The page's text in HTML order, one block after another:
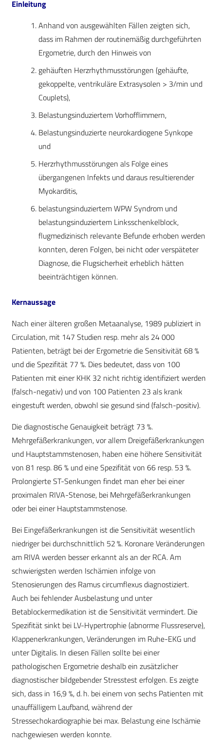
Einleitung
Anhand von ausgewählten Fällen zeigten sich,
dass im Rahmen der routinemäßig durchgeführten
Ergometrie, durch den Hinweis von
gehäuften Herzrhythmusstörungen (gehäufte,
gekoppelte, ventrikuläre Extrasysolen > 3/min und
Couplets),
Belastungsinduziertem Vorhofflimmern,
Belastungsinduzierte neurokardiogene Syn­kope
und
Herzrhythmusstörungen als Folge eines
übergangenen Infekts und daraus resultierender
Myokarditis,
belastungsinduziertem WPW Syndrom und
belastungsinduziertem Linksschenkelblock,
flugmedizinisch relevante Befunde erhoben werden
konnten, deren Folgen, bei nicht oder verspäteter
Diagnose, die Flugsicherheit erheblich hätten
beeinträchtigen können.
Kernaussage
Nach einer älteren großen Metaanalyse, 1989 publiziert in
Circulation, mit 147 Studien resp. mehr als 24 000
Patienten, beträgt bei der Ergometrie die Sensitivität 68 %
und die Spezifität 77 %. Dies bedeutet, dass von 100
Patienten mit einer KHK 32 nicht richtig identifiziert werden
(falsch-negativ) und von 100 Patienten 23 als krank
eingestuft werden, obwohl sie gesund sind (falsch-positiv).
Die diagnostische Genauigkeit beträgt 73 %.
Mehrgefäßerkrankungen, vor allem Dreigefäßerkrankungen
und Hauptstammstenosen, haben eine höhere Sensitivität
von 81 resp. 86 % und eine Spezifität von 66 resp. 53 %.
Prolongierte ST-Senkungen findet man eher bei einer
proximalen RIVA-Stenose, bei Mehrgefäßerkrankungen
oder bei einer Hauptstammstenose.
Bei Eingefäßerkrankungen ist die Sensitivität wesentlich
niedriger bei durchschnittlich 52 %. Koronare Veränderungen
am RIVA werden besser erkannt als an der RCA. Am
schwierigsten werden Ischämien infolge von
Stenosierungen des Ramus circumflexus diagnostiziert.
Auch bei fehlender Ausbelastung und unter
Betablockermedikation ist die Sensitivität vermindert. Die
Spezifität sinkt bei LV-Hypertrophie (abnorme Flussreserve),
Klappenerkrankungen, Veränderungen im Ruhe-EKG und
unter Digitalis. In diesen Fällen sollte bei einer
pathologischen Ergometrie deshalb ein zusätzlicher
diagnostischer bildgebender Stresstest erfolgen. Es zeigte
sich, dass in 16,9 %, d. h. bei einem von sechs Patienten mit
unauffälligem Laufband, während der
Stressechokardiographie bei max. Belastung eine Ischämie
nachgewiesen werden konnte.